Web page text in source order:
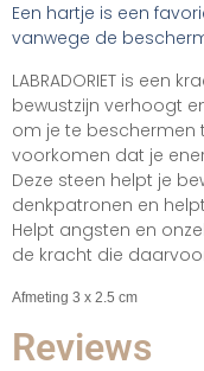
Een hartje is een
vanwege de
LABRADORIET is een
bewustzijn verhoogt
om je te beschermen
voorkomen dat je
Deze steen helpt je
denkpatronen en
Helpt angsten en
de kracht die
Afmeting 3 x 2.5 cm
Reviews